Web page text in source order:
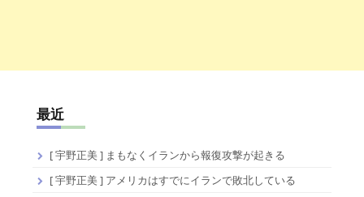
最近
[ 宇野正美 ] まもなくイランから報復攻撃が起きる
[ 宇野正美 ] アメリカはすでにイランで敗北している